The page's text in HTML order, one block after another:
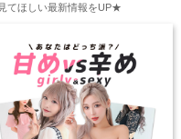
てほしい最新情報をUP★